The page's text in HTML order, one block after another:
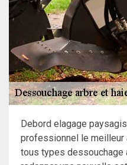
Debord elagage
professionnel le meilleur
tous types dessouchage